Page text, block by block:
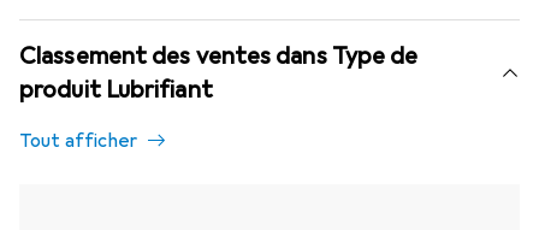
Classement des ventes dans Type de
produit Lubrifiant
Tout afficher